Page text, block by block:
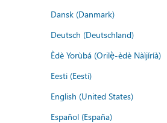
Dansk (Danmark)
Deutsch (Deutschland)
Èdè Yorùbá (Orilẹ̀-èdè Nàìjíríà)
Eesti (Eesti)
English (United States)
Español (España)